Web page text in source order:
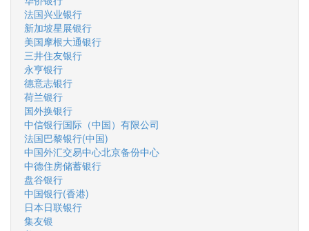
法国兴业银行
新加坡星展银行
美国摩根大通银行
三井住友银行
永亨银行
德意志银行
荷兰银行
国外换银行
中信银行国际（中国）有限公司
法国巴黎银行(中国)
中国外汇交易中心北京备份中心
中德住房储蓄银行
盘谷银行
中国银行(香港)
日本日联银行
集友银